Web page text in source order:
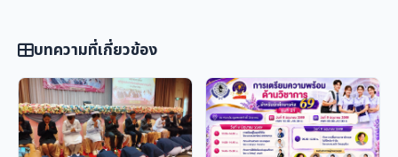
บทความที่เกี่ยวข้อง